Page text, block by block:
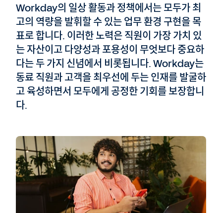
Workday의 일상 활동과 정책에서는 모두가 최
고의 역량을 발휘할 수 있는 업무 환경 구현을 목
표로 합니다. 이러한 노력은 직원이 가장 가치 있
는 자산이고 다양성과 포용성이 무엇보다 중요하
다는 두 가지 신념에서 비롯됩니다. Workday는
동료 직원과 고객을 최우선에 두는 인재를 발굴하
고 육성하면서 모두에게 공정한 기회를 보장합니
다.